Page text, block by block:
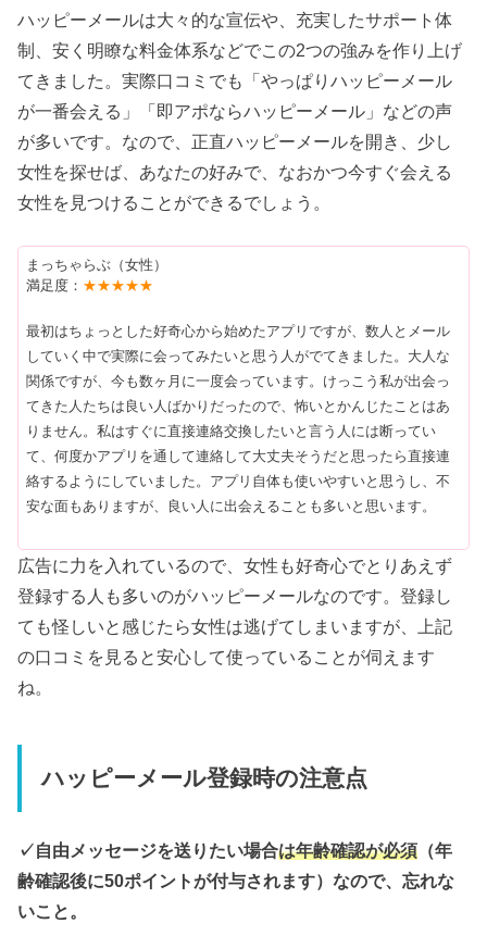
ハッピーメールは大々的な宣伝や、充実したサポート体
制、安く明瞭な料金体系などでこの2つの強みを作り上げ
てきました。実際口コミでも「やっぱりハッピーメール
が一番会える」「即アポならハッピーメール」などの声
が多いです。なので、正直ハッピーメールを開き、少し
女性を探せば、あなたの好みで、なおかつ今すぐ会える
女性を見つけることができるでしょう。
まっちゃらぶ（女性）
満足度： ★★★★★
最初はちょっとした好奇心から始めたアプリですが、数人とメール
していく中で実際に会ってみたいと思う人がでてきました。大人な
関係ですが、今も数ヶ月に一度会っています。けっこう私が出会っ
てきた人たちは良い人ばかりだったので、怖いとかんじたことはあ
りません。私はすぐに直接連絡交換したいと言う人には断ってい
て、何度かアプリを通して連絡して大丈夫そうだと思ったら直接連
絡するようにしていました。アプリ自体も使いやすいと思うし、不
安な面もありますが、良い人に出会えることも多いと思います。
広告に力を入れているので、女性も好奇心でとりあえず
登録する人も多いのがハッピーメールなのです。登録し
ても怪しいと感じたら女性は逃げてしまいますが、上記
の口コミを見ると安心して使っていることが伺えます
ね。
ハッピーメール登録時の注意点
✓自由メッセージを送りたい場合は年齢確認が必須 （年
齢確認後に50ポイントが付与されます）なので、忘れな
いこと。